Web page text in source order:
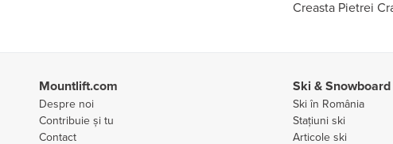
Creasta Pietrei
Mountlift.com
Despre noi
Contribuie și tu
Contact
Ski & Snowboard
Ski în România
Stațiuni ski
Articole ski